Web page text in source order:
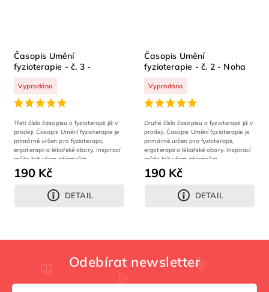
Časopis Umění
fyzioterapie - č. 3 -
Vyprodáno
190 Kč
DETAIL
Třetí číslo časopisu o fyzioterapii již v
prodeji. Časopis Umění fyzioterapie je
primárně určen pro fyzioterapii,
ergoterapii a lékařské obory. Inspirací
může být všem zájemcům...
Časopis Umění
fyzioterapie - č. 2 - Noha
Vyprodáno
190 Kč
DETAIL
Druhé číslo časopisu o fyzioterapii již v
prodeji. Časopis Umění fyzioterapie je
primárně určen pro fyzioterapii,
ergoterapii a lékařské obory. Inspirací
může být všem zájemcům...
Odebírat newsletter